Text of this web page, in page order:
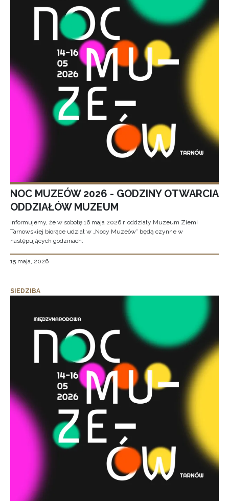
NOC MUZEÓW 2026 - GODZINY OTWARCIA
ODDZIAŁÓW MUZEUM
Informujemy, że w sobotę 16 maja 2026 r. oddziały Muzeum Ziemi
Tarnowskiej biorące udział w „Nocy Muzeów” będą czynne w
następujących godzinach:
15 maja, 2026
SIEDZIBA